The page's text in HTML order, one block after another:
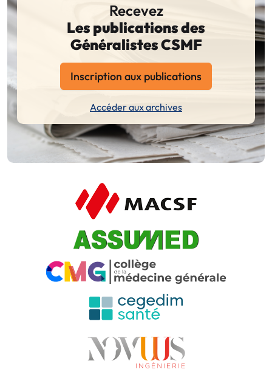
Recevez
Les publications des
Généralistes CSMF
Inscription aux publications
Accéder aux archives